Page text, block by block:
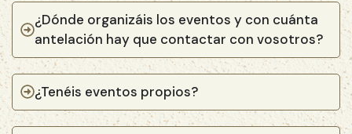
¿Dónde organizáis los eventos y con cuánta
antelación hay que contactar con vosotros?
¿Tenéis eventos propios?